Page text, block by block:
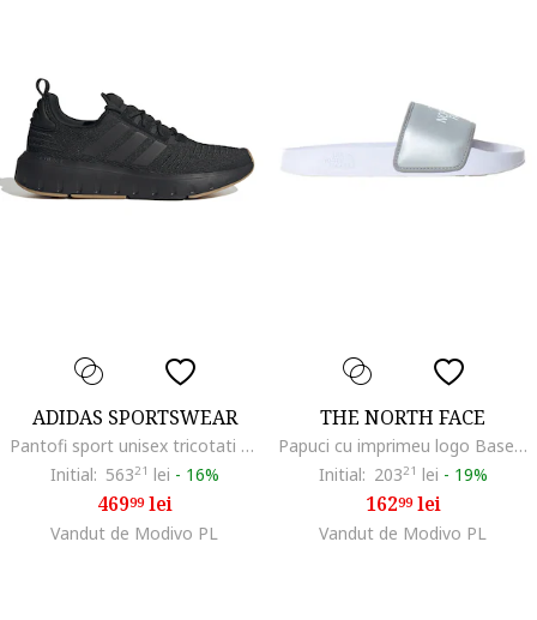
ADIDAS SPORTSWEAR
Pantofi sport unisex tricotati cu detalii striate Swift Run, Negru
Initial: 56321 lei - 16%
46999lei
Vandut de Modivo PL
THE NORTH FACE
Papuci cu imprimeu logo Base Camp, Alb/Argintiu
Initial: 20321 lei - 19%
16299lei
Vandut de Modivo PL